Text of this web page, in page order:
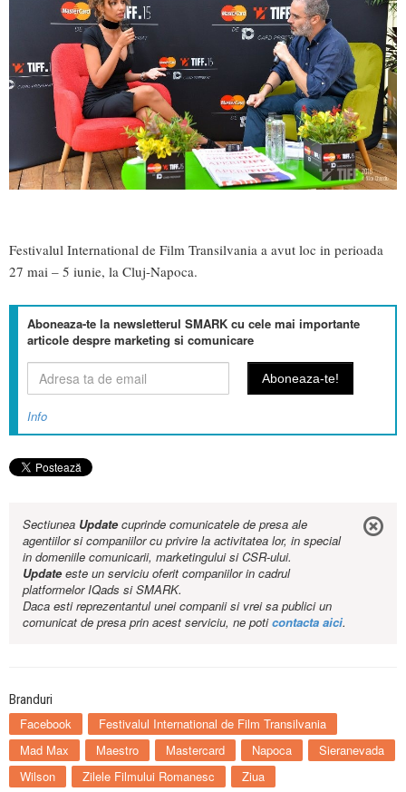
Festivalul International de Film Transilvania a avut loc in perioada
27 mai – 5 iunie, la Cluj-Napoca.
Aboneaza-te la newsletterul SMARK cu cele mai importante
articole despre marketing si comunicare
Info
Sectiunea Updatecuprinde comunicatele de presa ale
agentiilor si companiilor cu privire la activitatea lor, in special
in domeniile comunicarii, marketingului si CSR-ului.
Updateeste un serviciu oferit companiilor in cadrul
platformelor IQads si SMARK.
Daca esti reprezentantul unei companii si vrei sa publici un
comunicat de presa prin acest serviciu, ne poticontacta aici.
Branduri
Facebook
Festivalul International de Film Transilvania
Mad Max
Maestro Mastercard Napoca
Sieranevada
Wilson
Zilele Filmului Romanesc Ziua